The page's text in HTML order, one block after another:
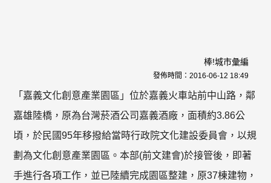
棒!城市彙編
發佈時間： 2016-06-12 18:49
「嘉義文化創意產業園區」位於嘉義火車站前中山路，鄰
嘉雄陸橋，原為台灣菸酒公司嘉義酒廠，面積約3.86公
頃，於民國95年移撥給當時行政院文化建設委員會，以規
劃為文化創意產業園區。本部(前文建會)於接管後，即著
手進行各項工作，並已陸續完成園區整建，原37棟建物，